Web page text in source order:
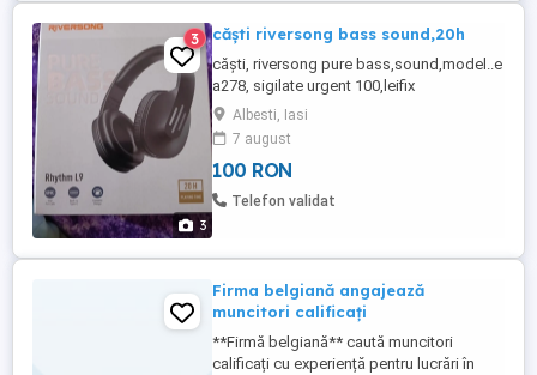
3
3 căști riversong bass sound,20h
căști, riversong pure bass,sound,model..e
a278, sigilate urgent 100,leifix
Albesti, Iasi
7 august
100 RON
Telefon validat
Firma belgiană angajează
muncitori calificați
**Firmă belgiană** caută muncitori
calificați cu experiență pentru lucrări în